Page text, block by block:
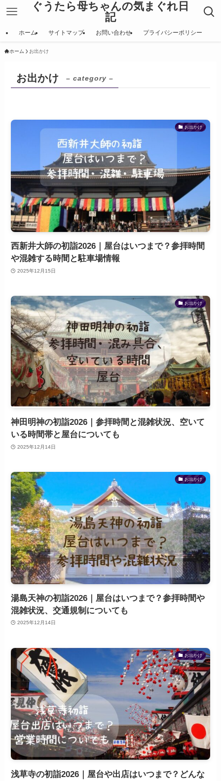
ぐうたら母ちゃんの気まぐれ日
記
ホーム サイトマップ お問い合わせ プライバシーポリシー
ホーム お出かけ
お出かけ – category –
お出かけ
西新井大師の初詣2026｜屋台はいつまで？参拝時間
や混雑する時間と駐車場情報
2025年12月15日
お出かけ
神田明神の初詣2026｜参拝時間と混雑状況、空いて
いる時間帯と屋台についても
2025年12月14日
お出かけ
湯島天神の初詣2026｜屋台はいつまで？参拝時間や
混雑状況、交通規制についても
2025年12月14日
お出かけ
浅草寺の初詣2026｜屋台や出店はいつまで？どんな